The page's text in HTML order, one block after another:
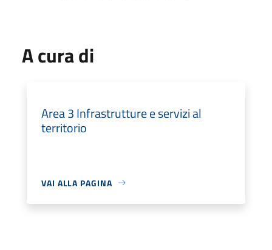
A cura di
Area 3 Infrastrutture e servizi al
territorio
VAI ALLA PAGINA